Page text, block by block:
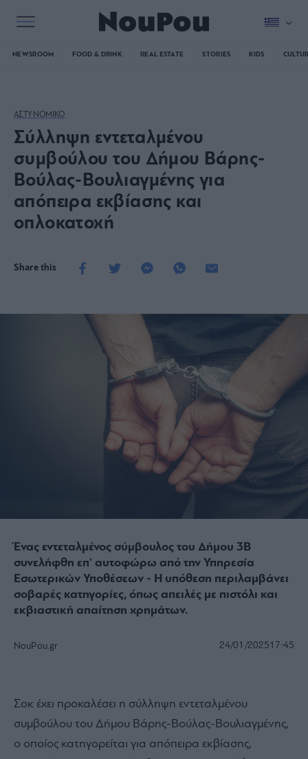
NEWSROOM FOOD & DRINK REAL ESTATE STORIES KIDS
ΑΣΤΥΝΟΜΙΚΟ
Σύλληψη εντεταλμένου
συμβούλου του Δήμου Βάρης-
Βούλας-Βουλιαγμένης για
απόπειρα εκβίασης και
οπλοκατοχή
Share this
Ένας εντεταλμένος σύμβουλος του Δήμου 3Β
συνελήφθη επ' αυτοφώρω από την Υπηρεσία
Εσωτερικών Υποθέσεων - Η υπόθεση περιλαμβάνει
σοβαρές κατηγορίες, όπως απειλές με πιστόλι και
εκβιαστική απαίτηση χρημάτων.
NouPou.gr 24/01/202517:45
Σοκ έχει προκαλέσει η σύλληψη εντεταλμένου
συμβούλου του Δήμου Βάρης-Βούλας-Βουλιαγμένης,
ο οποίος κατηγορείται για απόπειρα εκβίασης,